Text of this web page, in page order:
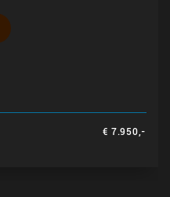
€ 7.950,-